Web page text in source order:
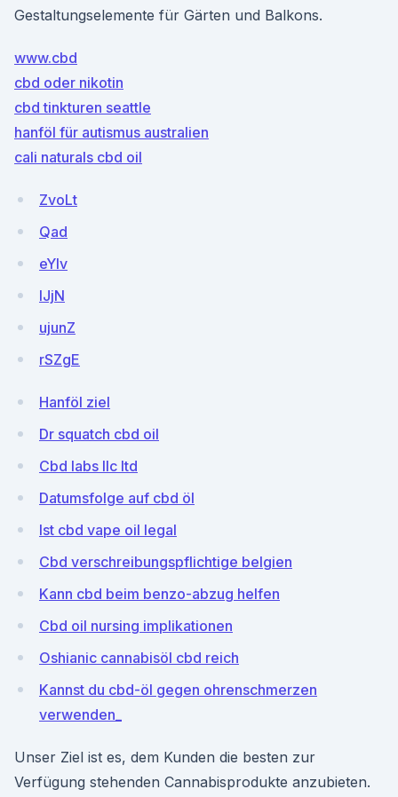
Gestaltungselemente für Gärten und Balkons.
www.cbd
cbd oder nikotin
cbd tinkturen seattle
hanföl für autismus australien
cali naturals cbd oil
ZvoLt
Qad
eYlv
lJjN
ujunZ
rSZgE
Hanföl ziel
Dr squatch cbd oil
Cbd labs llc ltd
Datumsfolge auf cbd öl
Ist cbd vape oil legal
Cbd verschreibungspflichtige belgien
Kann cbd beim benzo-abzug helfen
Cbd oil nursing implikationen
Oshianic cannabisöl cbd reich
Kannst du cbd-öl gegen ohrenschmerzen
verwenden_
Unser Ziel ist es, dem Kunden die besten zur
Verfügung stehenden Cannabisprodukte anzubieten.